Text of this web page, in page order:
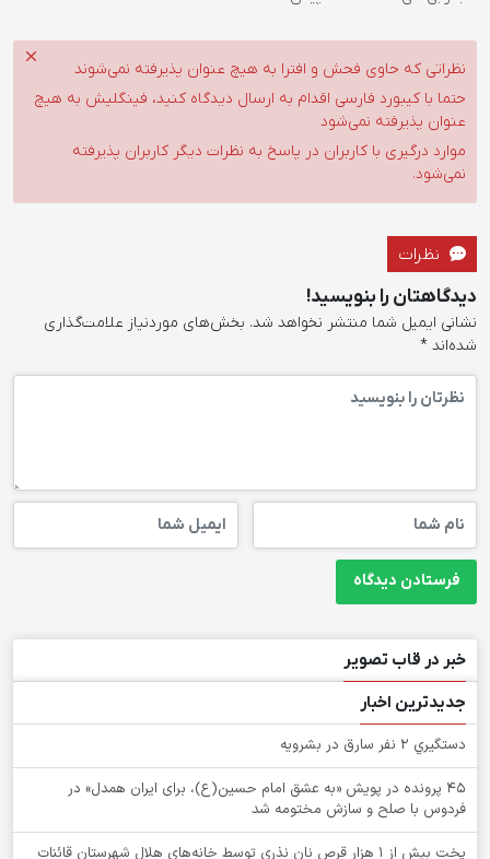
نظراتی که حاوی فحش و افترا به هیچ عنوان پذیرفته نمی‌شوند
حتما با کیبورد فارسی اقدام به ارسال دیدگاه کنید، فینگلیش به هیچ
عنوان پذیرفته نمی‌شود
موارد درگیری با کاربران در پاسخ به نظرات دیگر کاربران پذیرفته
نمی‌شود.
نظرات
دیدگاهتان را بنویسید!
نشانی ایمیل شما منتشر نخواهد شد. بخش‌های موردنیاز علامت‌گذاری
شده‌اند *
خبر در قاب تصویر
جدیدترین اخبار
دستگيري 2 نفر سارق در بشرويه
۴۵ پرونده در پویش «به عشق امام حسین(ع)، برای ایران همدل» در
فردوس با صلح و سازش مختومه شد
پخت بیش از 1 هزار قرص نان نذری توسط خانه‌های هلال شهرستان قائنات